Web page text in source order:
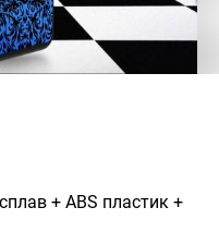
+ ABS пластик +